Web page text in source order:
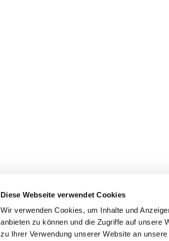
Diese Webseite verwendet Cookies
Wir verwenden Cookies, um Inhalte und
anbieten zu können und die Zugriffe auf unsere
zu Ihrer Verwendung unserer Website an